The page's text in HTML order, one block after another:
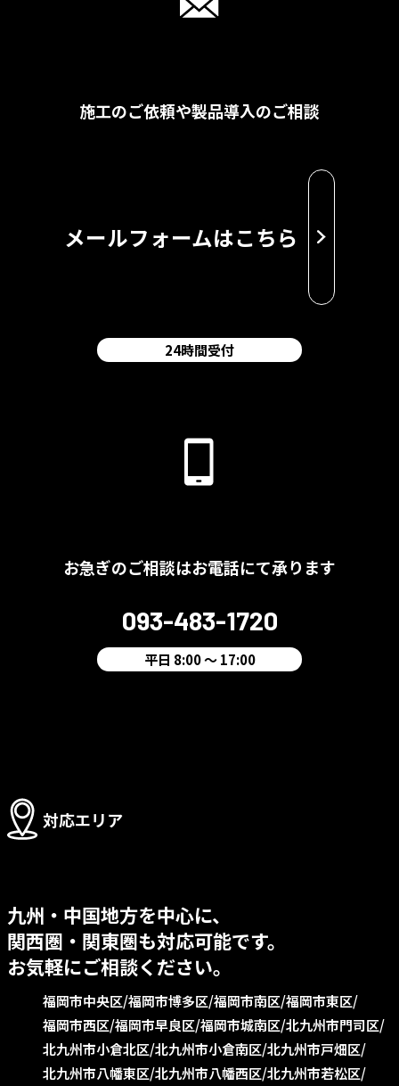
施工のご依頼や製品導入のご相談
メールフォームはこちら
24時間受付
お急ぎのご相談はお電話にて承ります
093-483-1720
平日 8:00 ～ 17:00
対応エリア
九州・中国地方を中心に、
関西圏・関東圏も対応可能です。
お気軽にご相談ください。
福岡市中央区 福岡市博多区 福岡市南区 福岡市東区
福岡市西区 福岡市早良区 福岡市城南区 北九州市門司区
北九州市小倉北区 北九州市小倉南区 北九州市戸畑区
北九州市八幡東区 北九州市八幡西区 北九州市若松区